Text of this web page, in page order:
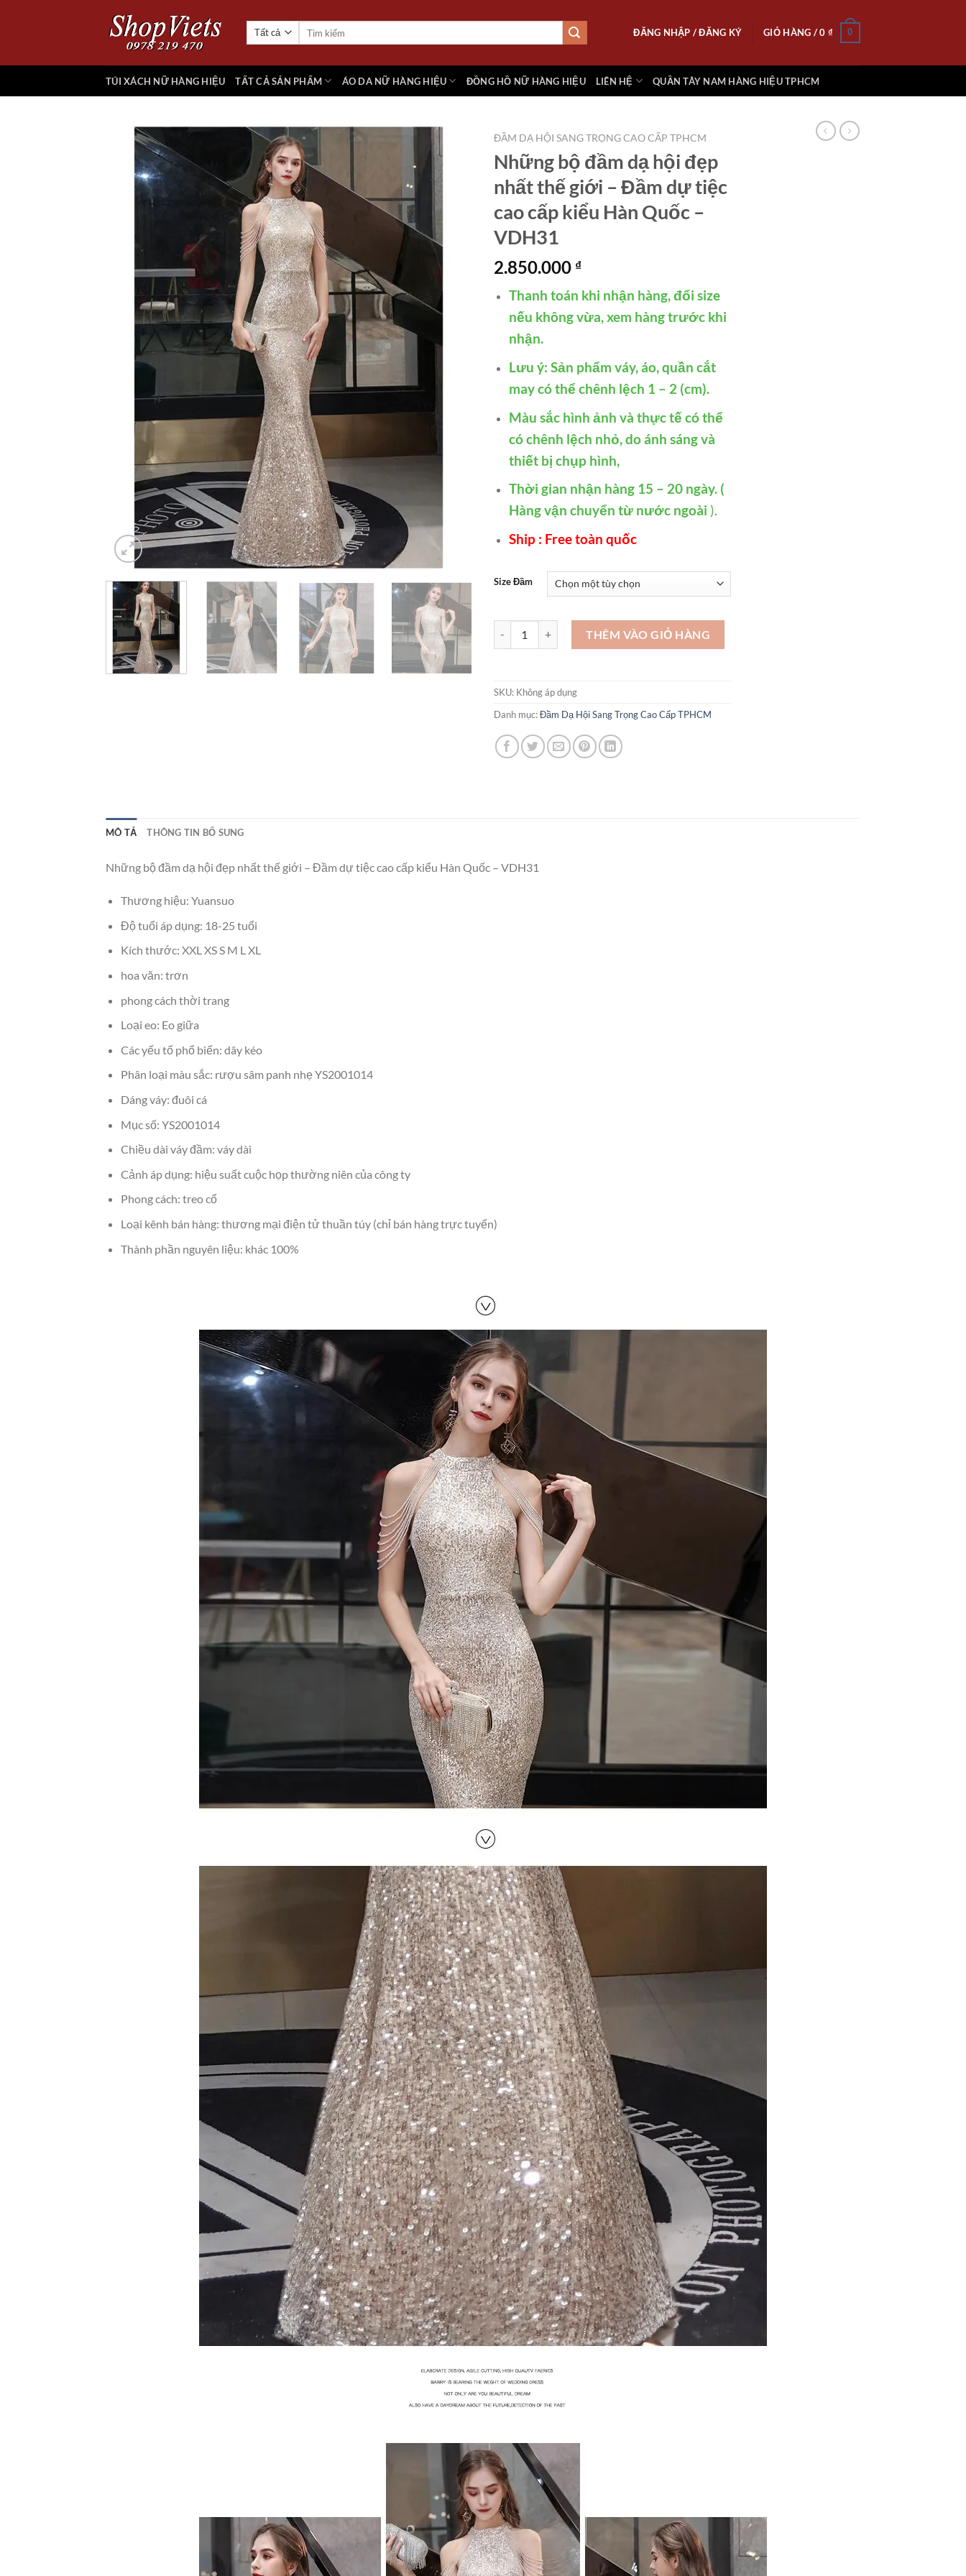
dung
ĐĂNG NHẬP / ĐĂNG KÝ GIỎ HÀNG /0 ₫ 0
TÚI XÁCH NỮ HÀNG HIỆU TẤT CẢ SẢN PHẨM ÁO DA NỮ HÀNG HIỆU ĐỒNG HỒ NỮ HÀNG HIỆU LIÊN HỆ QUẦN TÂY NAM HÀNG HIỆU TPHCM
wishlist
ĐẦM DẠ HỘI SANG TRỌNG CAO CẤP TPHCM
Những bộ đầm dạ hội đẹp
nhất thế giới – Đầm dự tiệc
cao cấp kiểu Hàn Quốc –
VDH31
2.850.000 ₫
Thanh toán khi nhận hàng, đổi size
nếu không vừa, xem hàng trước khi
nhận.
Lưu ý: Sản phẩm váy, áo, quần cắt
may có thể chênh lệch 1 – 2 (cm).
Màu sắc hình ảnh và thực tế có thể
có chênh lệch nhỏ, do ánh sáng và
thiết bị chụp hình,
Thời gian nhận hàng 15 – 20 ngày. (
Hàng vận chuyển từ nước ngoài ).
Ship : Free toàn quốc
Size Đầm
Những bộ đầm dạ hội đẹp nhất thế giới - Đầm dự tiệc cao cấp kiểu Hàn Quốc - VDH31 số lượng
THÊM VÀO GIỎ HÀNG
SKU: Không áp dụng
Danh mục:Đầm Dạ Hội Sang Trọng Cao Cấp TPHCM
MÔ TẢ THÔNG TIN BỔ SUNG
Những bộ đầm dạ hội đẹp nhất thế giới – Đầm dự tiệc cao cấp kiểu Hàn Quốc – VDH31
Thương hiệu: Yuansuo
Độ tuổi áp dụng: 18-25 tuổi
Kích thước: XXL XS S M L XL
hoa văn: trơn
phong cách thời trang
Loại eo: Eo giữa
Các yếu tố phổ biến: dây kéo
Phân loại màu sắc: rượu sâm panh nhẹ YS2001014
Dáng váy: đuôi cá
Mục số: YS2001014
Chiều dài váy đầm: váy dài
Cảnh áp dụng: hiệu suất cuộc họp thường niên của công ty
Phong cách: treo cổ
Loại kênh bán hàng: thương mại điện tử thuần túy (chỉ bán hàng trực tuyến)
Thành phần nguyên liệu: khác 100%